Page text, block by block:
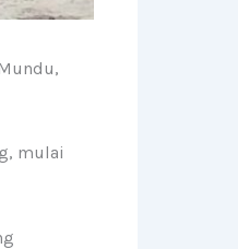
mulai